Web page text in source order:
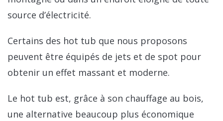
source d’électricité.
Certains des hot tub que nous proposons
peuvent être équipés de jets et de spot pour
obtenir un effet massant et moderne.
Le hot tub est, grâce à son chauffage au bois,
une alternative beaucoup plus économique